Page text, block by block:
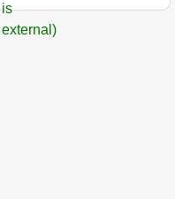
is
external)